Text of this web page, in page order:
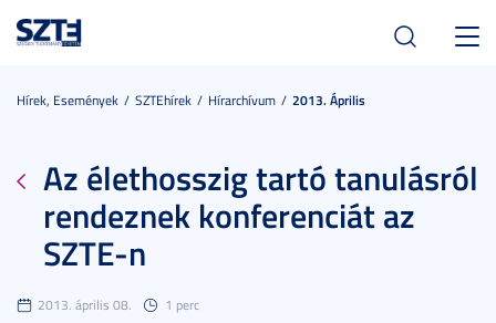
Hírek, Események SZTEhírek Hírarchívum 2013. Április
Az élethosszig tartó tanulásról
rendeznek konferenciát az
SZTE-n
2013. április 08. 1 perc